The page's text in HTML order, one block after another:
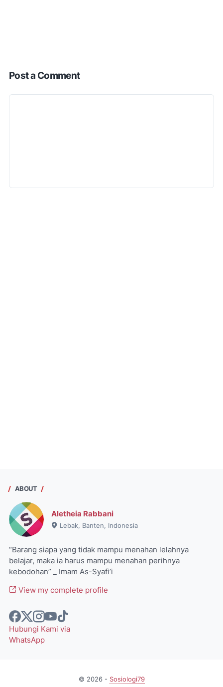
Post a Comment
ABOUT
Aletheia Rabbani
Lebak, Banten, Indonesia
“Barang siapa yang tidak mampu menahan lelahnya
belajar, maka ia harus mampu menahan perihnya
kebodohan” _ Imam As-Syafi’i
View my complete profile
Hubungi Kami via
WhatsApp
© 2026- Sosiologi79